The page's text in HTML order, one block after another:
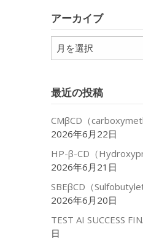
ー
アーカイブ
ア
ー
ブ
最近の投稿
CMβCD（
2026年6月22日
HP-β-CD（
2026年6月21日
SBEβCD（
2026年6月20日
TEST AI SUCCESS
日